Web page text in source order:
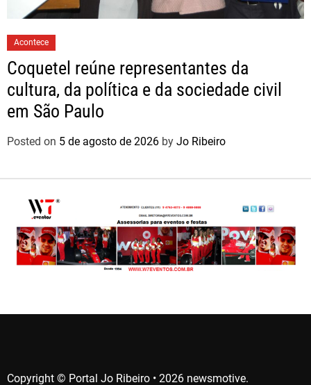
Acontece
Coquetel reúne representantes da
cultura, da política e da sociedade civil
em São Paulo
Posted on 5 de agosto de 2026 by Jo Ribeiro
Copyright © Portal Jo Ribeiro • 2026 newsmotive.